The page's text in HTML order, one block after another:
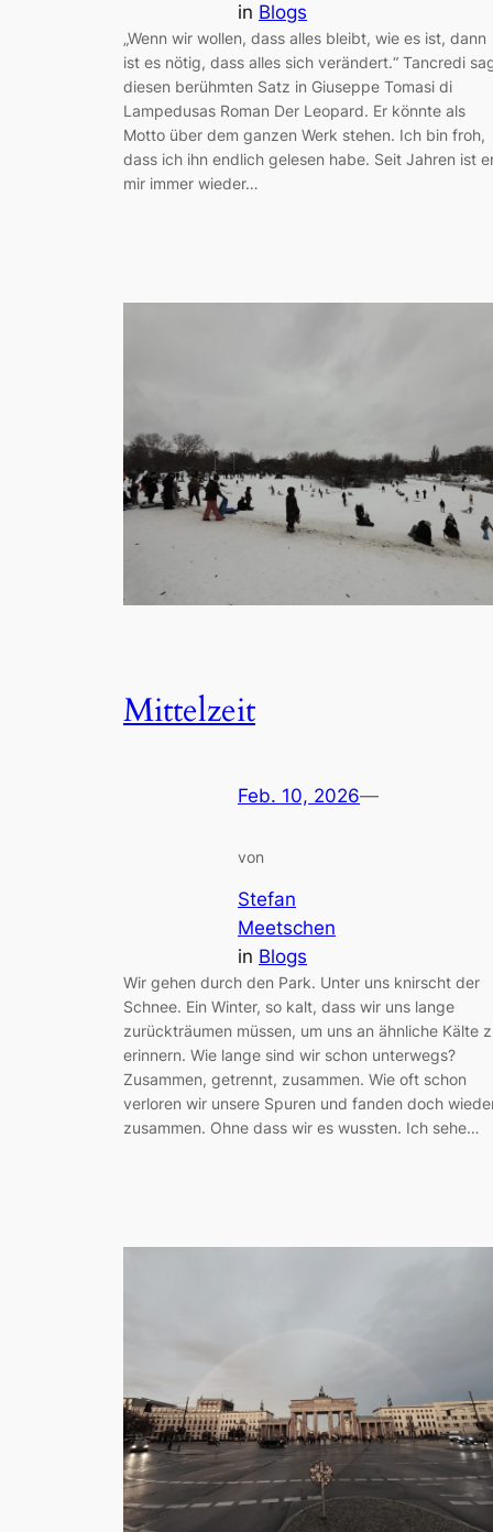
in Blogs
„Wenn wir wollen, dass alles bleibt, wie es ist, dann
ist es nötig, dass alles sich verändert.“ Tancredi
diesen berühmten Satz in Giuseppe Tomasi di
Lampedusas Roman Der Leopard. Er könnte als
Motto über dem ganzen Werk stehen. Ich bin froh,
dass ich ihn endlich gelesen habe. Seit Jahren ist
mir immer wieder…
Mittelzeit
Feb. 10, 2026—
von
Stefan
Meetschen
in Blogs
Wir gehen durch den Park. Unter uns knirscht der
Schnee. Ein Winter, so kalt, dass wir uns lange
zurückträumen müssen, um uns an ähnliche Kälte
erinnern. Wie lange sind wir schon unterwegs?
Zusammen, getrennt, zusammen. Wie oft schon
verloren wir unsere Spuren und fanden doch
zusammen. Ohne dass wir es wussten. Ich sehe…